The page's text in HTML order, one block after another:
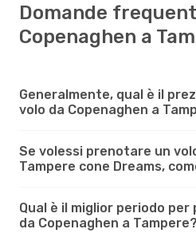
Domande
Copenaghen a
Generalmente, qual è il
volo da Copenaghen a
Se volessi prenotare un
Tampere cone Dreams,
Qual è il miglior periodo
da Copenaghen a Tampere?